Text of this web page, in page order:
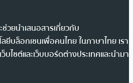
วยนำเสนอสารเกี่ยวกับ
ยีบล็อกเชนเพื่อคนไทย ในภาษาไทย เรา
ไซต์และเว็บบอร์ดต่างประเทศและนำมา